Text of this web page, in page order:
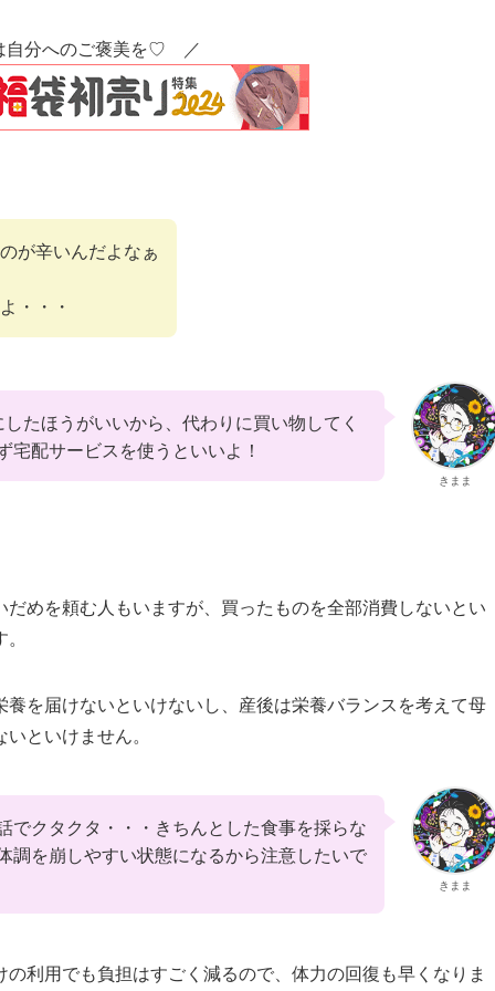
分へのご褒美を♡ ／
が辛いんだよなぁ
・・・
きまま
たほうがいいから、代わりに買い物してく
配サービスを使うといいよ！
めを頼む人もいますが、買ったものを全部消費しないとい
を届けないといけないし、産後は栄養バランスを考えて母
いといけません。
きまま
でクタクタ・・・きちんとした食事を採らな
調を崩しやすい状態になるから注意したいで
利用でも負担はすごく減るので、体力の回復も早くなりま